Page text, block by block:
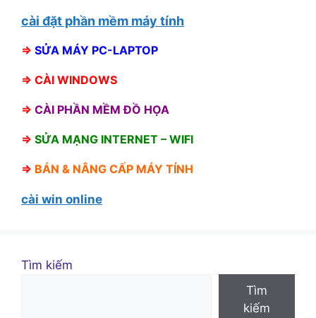
cài đặt phần mềm máy tính
⇒ SỬA MÁY PC-LAPTOP
⇒ CÀI WINDOWS
⇒ CÀI PHẦN MỀM ĐỒ HỌA
⇒ SỬA MẠNG INTERNET – WIFI
⇒ BÁN & NÂNG CẤP MÁY TÍNH
cài win online
Tìm kiếm
Tìm
kiếm